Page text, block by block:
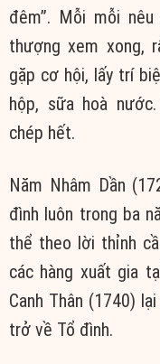
đêm”. Mỗi mỗi
thượng xem xong,
gặp cơ hội, lấy trí
hộp, sữa hoà
chép hết.
Năm Nhâm Dần
đình luôn trong ba
thể theo lời thỉnh
các hàng xuất gia
Canh Thân (1740)
trở về Tổ đình.